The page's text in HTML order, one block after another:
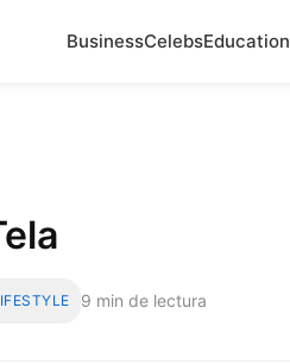
BusinessCelebsEducation
9 min de lectura